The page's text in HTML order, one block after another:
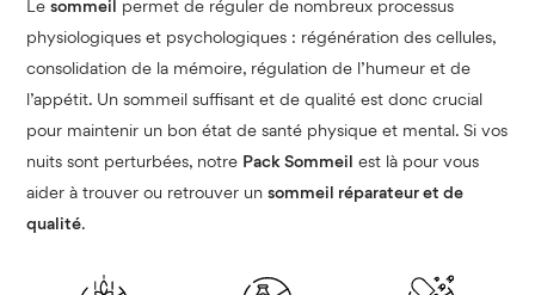
Lesommeil
permet de réguler de nombreux processus
physiologiques et psychologiques : régénération des cellules,
consolidation de la mémoire, régulation de l’humeur et de
l’appétit. Un sommeil suffisant et de qualité est donc crucial
pour maintenir un bon état de santé physique et mental. Si vos
nuits sont perturbées, notre Pack Sommeil
est là pour vous
aider à trouver ou retrouver unsommeil réparateur et de
qualité.